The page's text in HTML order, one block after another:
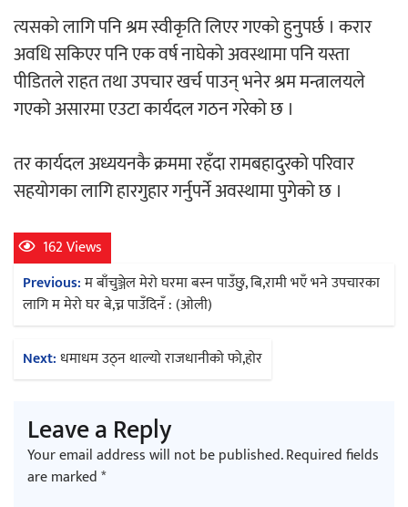
त्यसको लागि पनि श्रम स्वीकृति लिएर गएको हुनुपर्छ । करार
अवधि सकिएर पनि एक वर्ष नाघेको अवस्थामा पनि यस्ता
पीडितले राहत तथा उपचार खर्च पाउन् भनेर श्रम मन्त्रालयले
गएको असारमा एउटा कार्यदल गठन गरेको छ ।
तर कार्यदल अध्ययनकै क्रममा रहँदा रामबहादुरको परिवार
सहयोगका लागि हारगुहार गर्नुपर्ने अवस्थामा पुगेको छ ।
162 Views
Post
navigation
Previous:म बाँचुञ्जेल मेरो घरमा बस्न पाउँछु, बि,रामी भएँ भने उपचारका
लागि म मेरो घर बे,च्न पाउँदिनँ : (ओली)
Next:धमाधम उठ्न थाल्याे राजधानीको फो,होर
Leave a Reply
Your email address will not be published.Required fields
are marked*